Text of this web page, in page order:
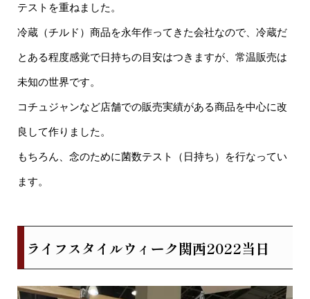
テストを重ねました。
冷蔵（チルド）商品を永年作ってきた会社なので、冷蔵だ
とある程度感覚で日持ちの目安はつきますが、常温販売は
未知の世界です。
コチュジャンなど店舗での販売実績がある商品を中心に改
良して作りました。
もちろん、念のために菌数テスト（日持ち）を行なってい
ます。
ライフスタイルウィーク関西2022当日